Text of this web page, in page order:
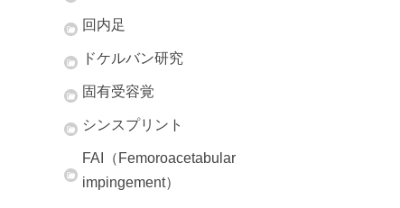
回内足
ドケルバン研究
固有受容覚
シンスプリント
FAI（Femoroacetabular
impingement）